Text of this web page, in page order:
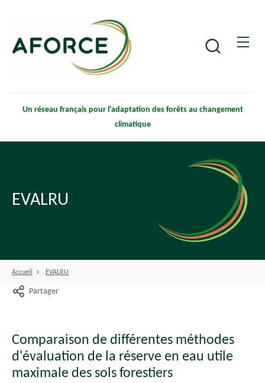
contenu
principal
Un réseau français pour l'adaptation des forêts au changement
climatique
EVALRU
Accueil EVALRU
Partager
Comparaison de différentes méthodes
d'évaluation de la réserve en eau utile
maximale des sols forestiers